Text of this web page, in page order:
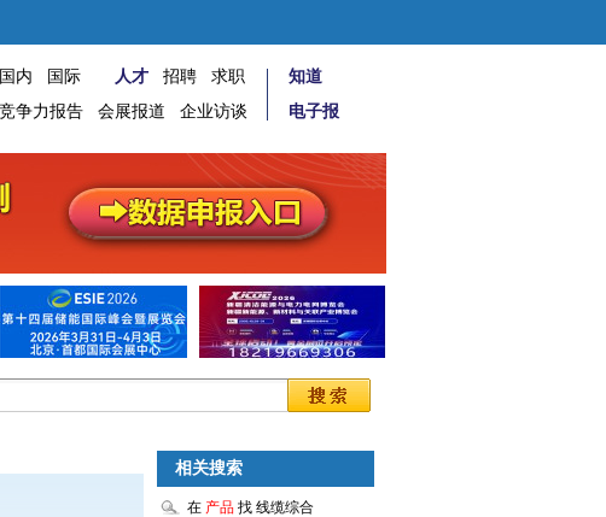
国内 国际 人才 招聘
求职
竞争力报告 会展报道 企业访谈
知道
电子报
相关搜索
在 产品 找 线缆综合